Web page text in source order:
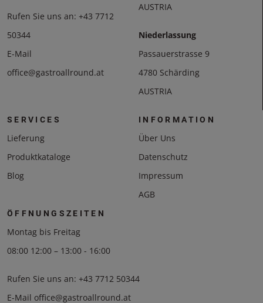
Rufen Sie uns an: +43 7712
50344
E-Mail
office@gastroallround.at
AUSTRIA
Niederlassung
Passauerstrasse 9
4780 Schärding
AUSTRIA
SERVICES
Lieferung
Produktkataloge
Blog
INFORMATION
Über Uns
Datenschutz
Impressum
AGB
ÖFFNUNGSZEITEN
Montag bis Freitag
08:00 12:00 – 13:00 - 16:00
Rufen Sie uns an: +43 7712 50344
E-Mail office@gastroallround.at